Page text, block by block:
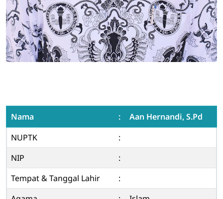
Nama :
Aan Hernandi, S.Pd
NUPTK
:
NIP
:
Tempat & Tanggal Lahir
: